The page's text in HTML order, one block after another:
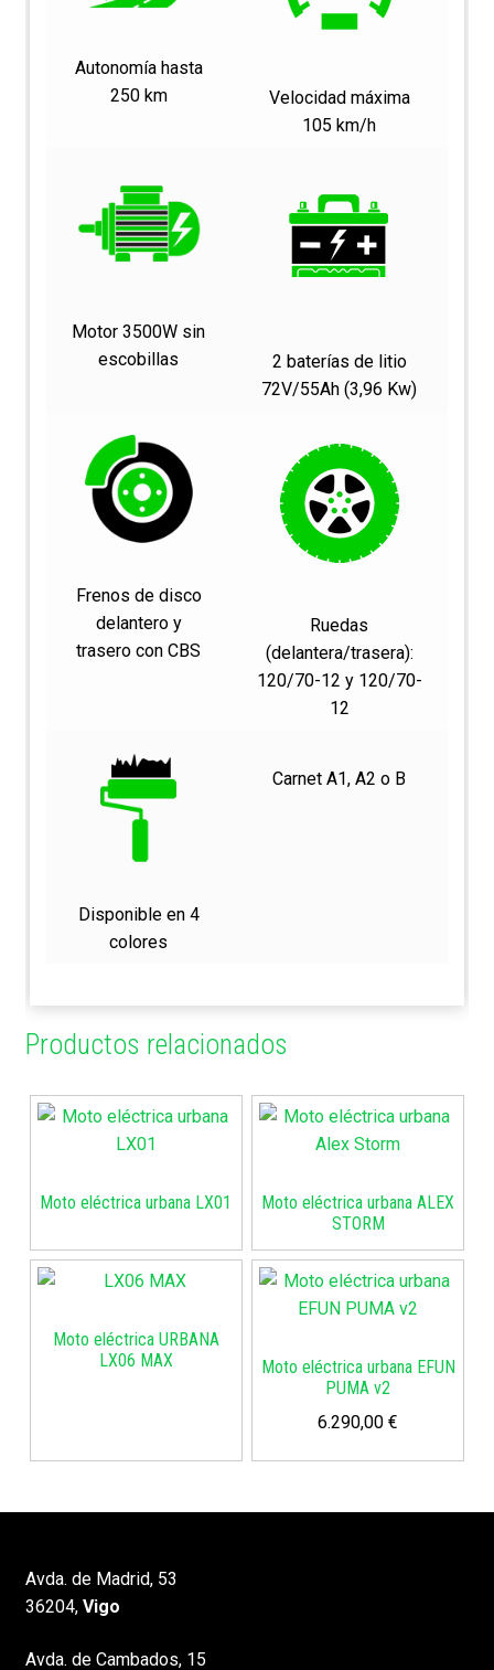
Autonomía hasta
250 km
Velocidad máxima
105 km/h
Motor 3500W sin
escobillas
2 baterías de litio
72V/55Ah (3,96 Kw)
Frenos de disco
delantero y
trasero con CBS
Ruedas
(delantera/trasera):
120/70-12 y 120/70-
12
Disponible en 4
colores
Carnet A1, A2 o B
Productos relacionados
Moto eléctrica urbana LX01
Moto eléctrica urbana ALEX
STORM
Moto eléctrica URBANA
LX06 MAX
Moto eléctrica urbana EFUN
PUMA v2
6.290,00€
Avda. de Madrid, 53
36204, Vigo
Avda. de Cambados, 15